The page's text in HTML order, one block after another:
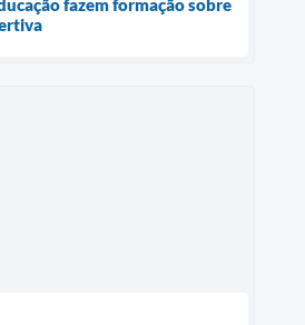
fazem formação sobre